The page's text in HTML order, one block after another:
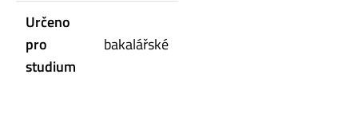
Určeno
pro
studium
bakalářské